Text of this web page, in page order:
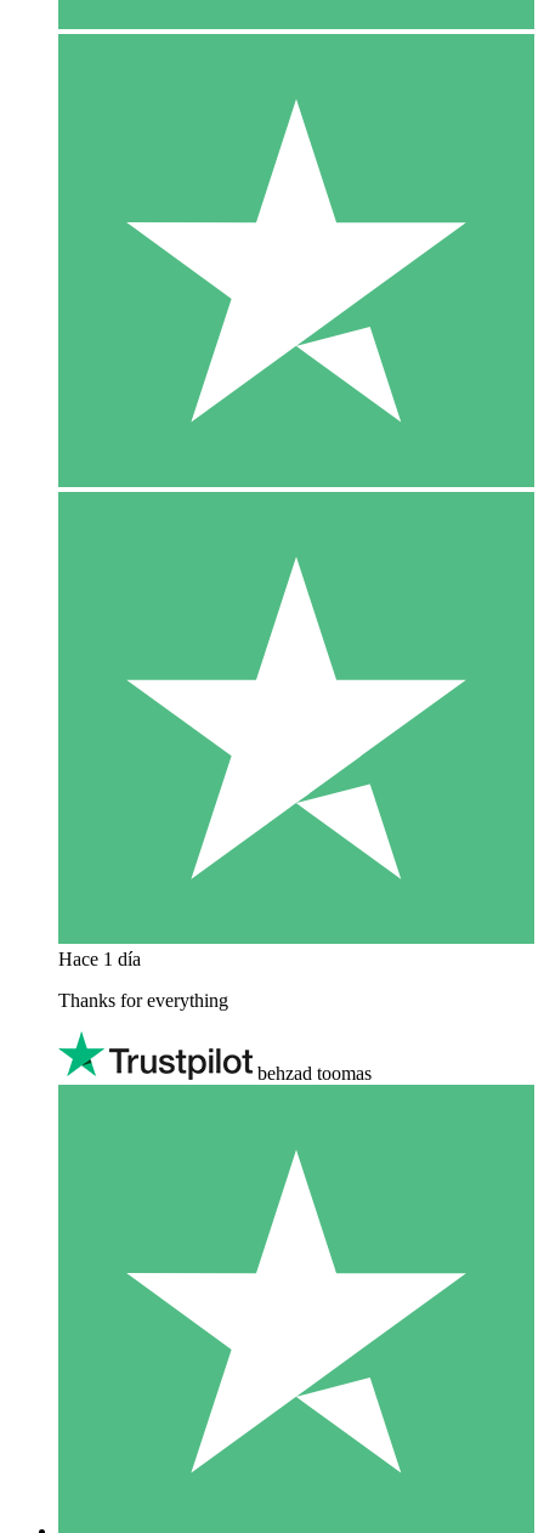
Hace 1 día
Thanks for everything
behzad toomas